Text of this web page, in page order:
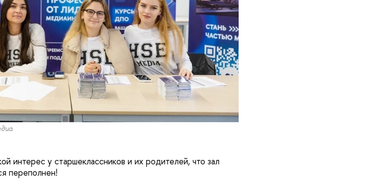
интерес у старшеклассников и их родителей, что зал
переполнен!